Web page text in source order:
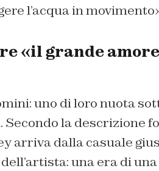
l’acqua in
«il grande
uno di loro nuota
Secondo la descrizione
arriva dalla casuale
una era di